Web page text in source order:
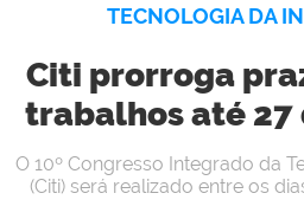
TECNOLOGIA DA
Citi prorroga
trabalhos até 27
O 10º Congresso Integrado da
(Citi) será realizado entre os